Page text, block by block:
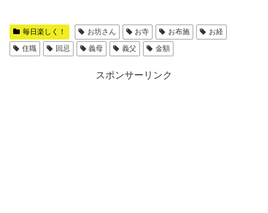
毎日楽しく！ お坊さん お寺 お布施
お経
住職
回忌 義母 義父 金額
スポンサーリンク